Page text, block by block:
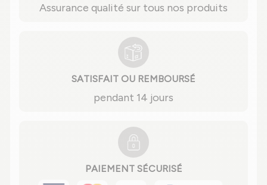
Assurance qualité sur tous nos produits
SATISFAIT OU REMBOURSÉ
pendant 14 jours
PAIEMENT SÉCURISÉ